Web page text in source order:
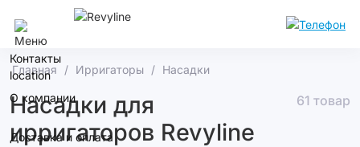
Контакты
О компании
Доставка и оплата
Главная Ирригаторы Насадки
Насадки для
ирригаторов Revyline
61 товар